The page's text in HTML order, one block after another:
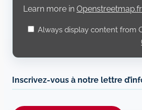
Learn more in
Always display content from
Inscrivez-vous à notre lettre